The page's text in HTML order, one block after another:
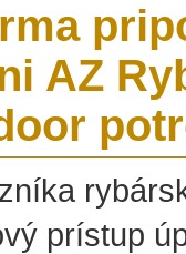
AZ
prístup